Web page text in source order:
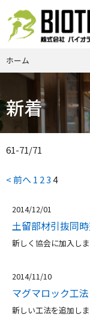
ホーム
新着
61-71/71
< 前へ 1 234
2014/12/01
土留部材引抜同
新しく協会に加入しま
2014/11/10
マグマロック工法
新しい工法を追加しま